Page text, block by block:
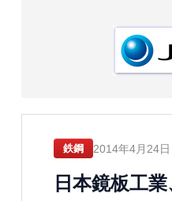
鉄鋼 2014年4月24
日本鏡板工